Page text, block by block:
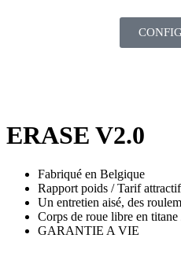
ERASE V2.0
Fabriqué en Belgique
Rapport poids / Tarif attractif
Un entretien aisé, des
Corps de roue libre en
GARANTIE A VIE